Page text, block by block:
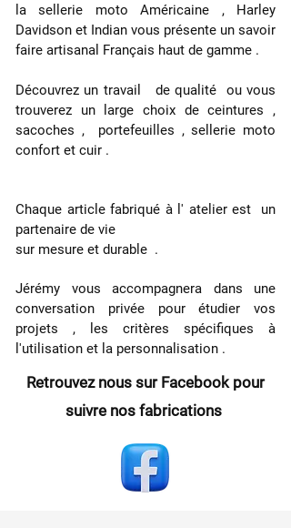
la sellerie moto Américaine , Harley
Davidson et Indian vous présente un savoir
faire artisanal Français haut de gamme .
Découvrez un travail de qualité ou vous
trouverez un large choix de ceintures ,
sacoches , portefeuilles , sellerie moto
confort et cuir .
Chaque article fabriqué à l' atelier est un
partenaire de vie
sur mesure et durable .
Jérémy vous accompagnera dans une
conversation privée pour étudier vos
projets , les critères spécifiques à
l'utilisation et la personnalisation .
Retrouvez nous sur Facebook pour
suivre nos fabrications